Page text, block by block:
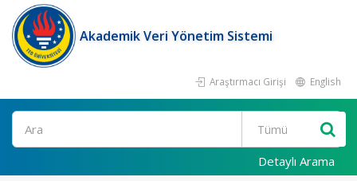
Akademik Veri Yönetim Sistemi
Araştırmacı Girişi English
Ara
Detaylı Arama